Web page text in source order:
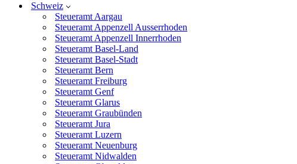
Schweiz
Steueramt Aargau
Steueramt Appenzell Ausserrhoden
Steueramt Appenzell Innerrhoden
Steueramt Basel-Land
Steueramt Basel-Stadt
Steueramt Bern
Steueramt Freiburg
Steueramt Genf
Steueramt Glarus
Steueramt Graubünden
Steueramt Jura
Steueramt Luzern
Steueramt Neuenburg
Steueramt Nidwalden